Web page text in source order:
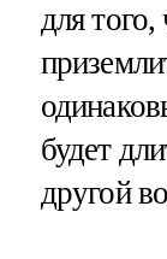
для того,
будет
другой